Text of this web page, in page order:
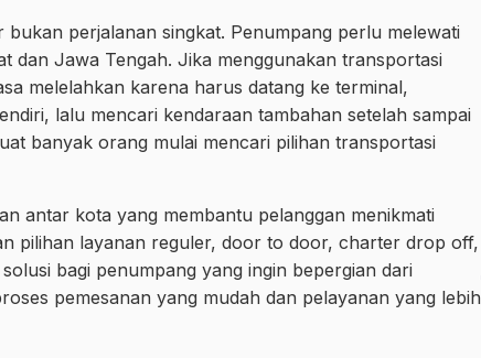
bukan perjalanan singkat. Penumpang perlu melewati
dan Jawa Tengah. Jika menggunakan transportasi
melelahkan karena harus datang ke terminal,
lalu mencari kendaraan tambahan setelah sampai
banyak orang mulai mencari pilihan transportasi
antar kota yang membantu pelanggan menikmati
pilihan layanan reguler, door to door, charter drop off,
bagi penumpang yang ingin bepergian dari
pemesanan yang mudah dan pelayanan yang lebih